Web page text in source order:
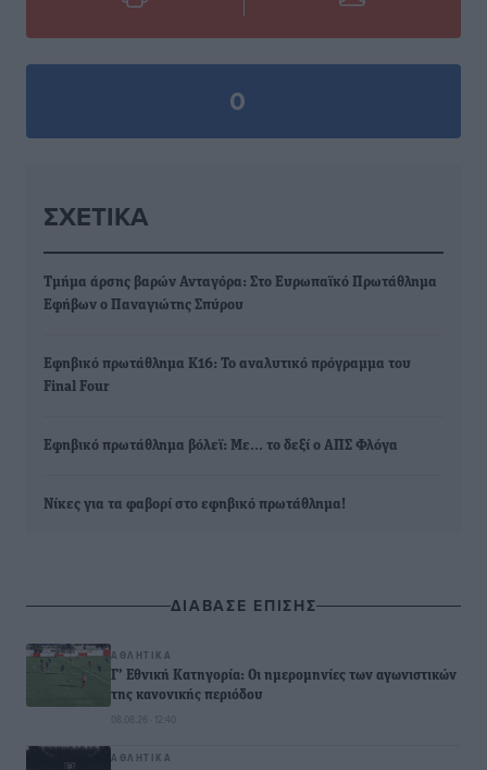
0
ΣΧΕΤΙΚΆ
Τμήμα άρσης βαρών Ανταγόρα: Στο Ευρωπαϊκό Πρωτάθλημα
Εφήβων o Παναγιώτης Σπύρου
Εφηβικό πρωτάθλημα Κ16: Το αναλυτικό πρόγραμμα του
Final Four
Εφηβικό πρωτάθλημα βόλεϊ: Με… το δεξί ο ΑΠΣ Φλόγα
Νίκες για τα φαβορί στο εφηβικό πρωτάθλημα!
ΔΙΑΒΑΣΕ ΕΠΙΣΗΣ
ΑΘΛΗΤΙΚΆ
Γ’ Εθνική Κατηγορία: Οι ημερομηνίες των αγωνιστικών
της κανονικής περιόδου
08.08.26 · 12:40
ΑΘΛΗΤΙΚΆ